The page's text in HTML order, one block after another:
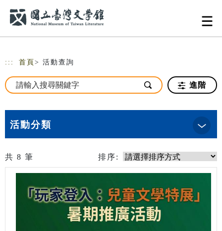
::: 首頁 > 活動查詢
進階
活動分類
共 8 筆 排序: